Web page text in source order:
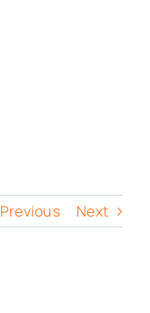
Previous Next